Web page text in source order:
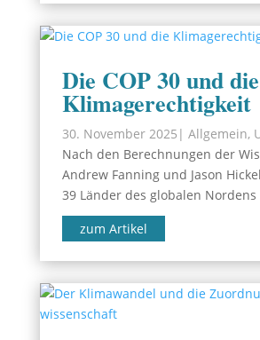
Die COP 30 und die
Klimagerechtigkeit
30. November 2025 | Allgemein,
Nach den Berechnungen der
Andrew Fanning und Jason
39 Länder des globalen Nordens
zum Artikel